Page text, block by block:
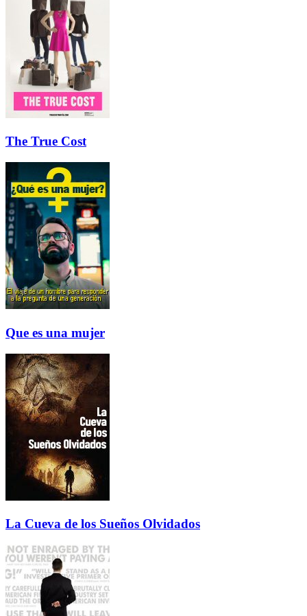
The True Cost
Que es una mujer
La Cueva de los Sueños Olvidados